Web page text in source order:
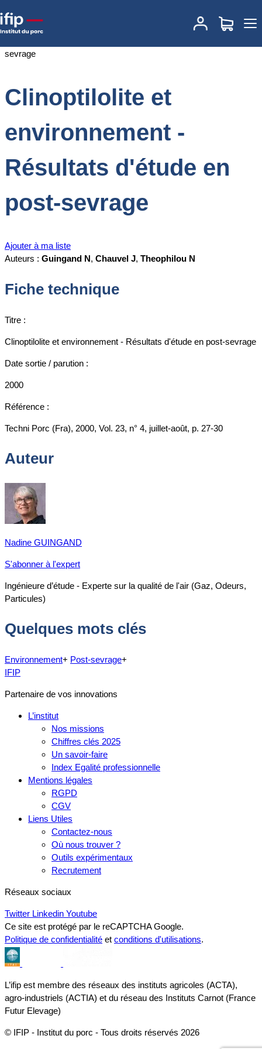
Accueil
Clinoptilolite et environnement - Résultats
d'étude en post-sevrage
Clinoptilolite et
environnement -
Résultats d'étude en
post-sevrage
Ajouter à ma liste
Auteurs : Guingand N, Chauvel J, Theophilou N
Fiche technique
Titre :
Clinoptilolite et environnement - Résultats d'étude en post-sevrage
Date sortie / parution :
2000
Référence :
Techni Porc (Fra), 2000, Vol. 23, n° 4, juillet-août, p. 27-30
Auteur
Nadine GUINGAND
S'abonner à l'expert
Ingénieure d’étude - Experte sur la qualité de l'air (Gaz, Odeurs,
Particules)
Quelques mots clés
Environnement+ Post-sevrage+
IFIP
Partenaire de vos innovations
L’institut
Nos missions
Chiffres clés 2025
Un savoir-faire
Index Egalité professionnelle
Mentions légales
RGPD
CGV
Liens Utiles
Contactez-nous
Où nous trouver ?
Outils expérimentaux
Recrutement
Réseaux sociaux
Twitter Linkedin Youtube
Ce site est protégé par le reCAPTCHA Google.
Politique de confidentialité et conditions d'utilisations.
L’ifip est membre des réseaux des instituts agricoles (ACTA),
agro-industriels (ACTIA) et du réseau des Instituts Carnot (France
Futur Elevage)
© IFIP - Institut du porc - Tous droits réservés 2026